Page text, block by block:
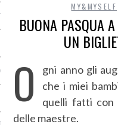
DI ACCESSO AI DATI
MY&MYSELF
BUONA PASQUA
UN
O gni anno gli
che i miei
quelli fatti con
delle maestre.